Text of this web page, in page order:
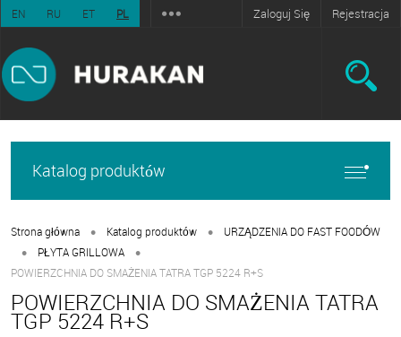
EN RU ET PL Zaloguj Się Rejestracja
Katalog produktów
Strona główna • Katalog produktów • URZĄDZENIA DO FAST FOODÓW
• PŁYTA GRILLOWA •
POWIERZCHNIA DO SMAŻENIA TATRA TGP 5224 R+S
POWIERZCHNIA DO SMAŻENIA TATRA
TGP 5224 R+S